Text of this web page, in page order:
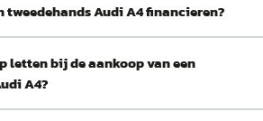
tweedehands Audi A4 financieren?
letten bij de aankoop van een
A4?